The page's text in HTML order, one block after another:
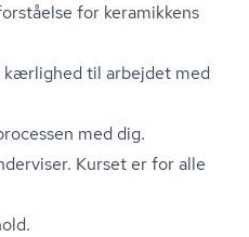
for keramikkens
kærlighed til arbejdet med
med dig.
Kurset er for alle